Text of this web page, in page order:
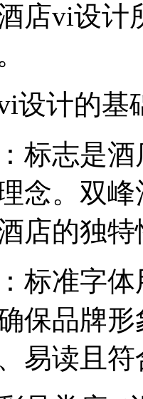
店vi设计
设计的基
标志是
念。双
店的独
标准字
保品牌
易读且